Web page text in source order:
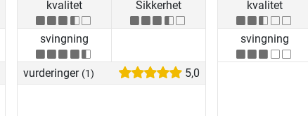
kvalitet
Sikkerhet
svingning
vurderinger (1) 5,0
kvalitet
svingning